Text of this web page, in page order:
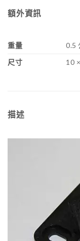
額外資訊
重量
0.5
尺寸
10
描述